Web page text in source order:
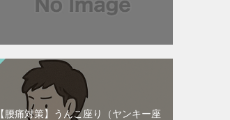
【腰痛対策】うんこ座り（ヤンキー座